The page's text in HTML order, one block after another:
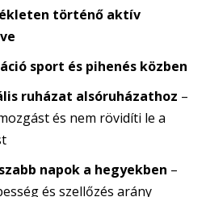
történő aktív
sport és pihenés közben
ruházat alsóruházathoz –
és nem rövidíti le a
napok a hegyekben –
és szellőzés arány